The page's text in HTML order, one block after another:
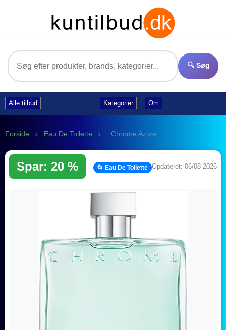
🔍 Søg
Alle tilbud Kategorier Om
Forside › Eau De Toilette › Chrome Azure
Spar: 20 % 📂 Eau De Toilette Opdateret: 06/08-2026